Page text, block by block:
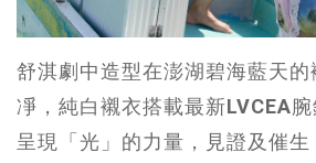
舒淇劇中造型在澎湖碧海藍天
凈，純白襯衣搭載最新LVCEA
呈現「光」的力量，見證及催生